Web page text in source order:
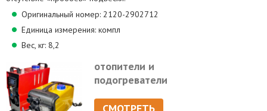
Оригинальный номер: 2120-2902712
Единица измерения: компл
Вес, кг: 8,2
отопители и
подогреватели